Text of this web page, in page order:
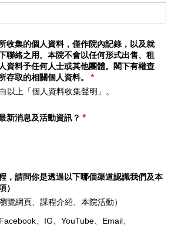
收集的個人資料，僅作院內記錄，以及就
聯絡之用。本院不會以任何形式出售、租
資料予任何人士或其他團體。閣下有權查
存取的相關個人資料。
*
(required)
以上「個人資料收集聲明」。
新消息及活動資訊？ *
(required)
，請問你是透過以下哪個渠道認識我們及本
）
覽網頁、課程介紹、本院活動）
、IG、YouTube、Email、